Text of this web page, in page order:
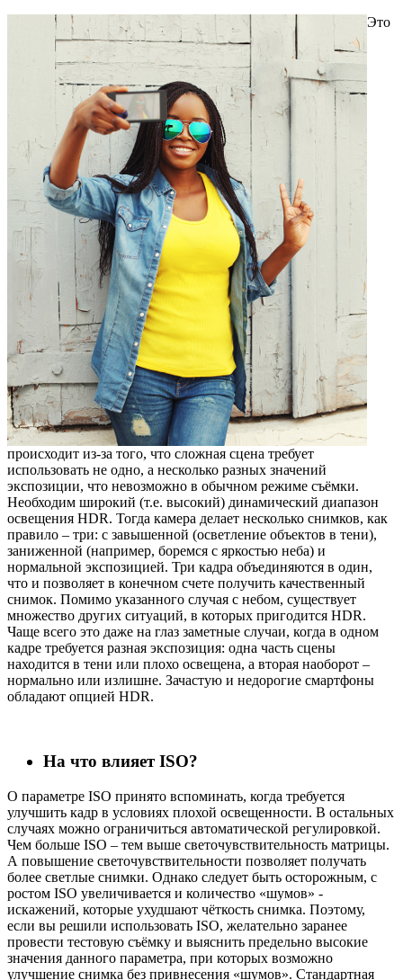
Это
происходит из-за того, что сложная сцена требует
использовать не одно, а несколько разных значений
экспозиции, что невозможно в обычном режиме съёмки.
Необходим широкий (т.е. высокий) динамический диапазон
освещения HDR. Тогда камера делает несколько снимков, как
правило – три: с завышенной (осветление объектов в тени),
заниженной (например, боремся с яркостью неба) и
нормальной экспозицией. Три кадра объединяются в один,
что и позволяет в конечном счете получить качественный
снимок. Помимо указанного случая с небом, существует
множество других ситуаций, в которых пригодится HDR.
Чаще всего это даже на глаз заметные случаи, когда в одном
кадре требуется разная экспозиция: одна часть сцены
находится в тени или плохо освещена, а вторая наоборот –
нормально или излишне. Зачастую и недорогие смартфоны
обладают опцией HDR.
На что влияет ISO?
О параметре ISO принято вспоминать, когда требуется
улучшить кадр в условиях плохой освещенности. В остальных
случаях можно ограничиться автоматической регулировкой.
Чем больше ISO – тем выше светочувствительность матрицы.
А повышение светочувствительности позволяет получать
более светлые снимки. Однако следует быть осторожным, с
ростом ISO увеличивается и количество «шумов» -
искажений, которые ухудшают чёткость снимка. Поэтому,
если вы решили использовать ISO, желательно заранее
провести тестовую съёмку и выяснить предельно высокие
значения данного параметра, при которых возможно
улучшение снимка без привнесения «шумов». Стандартная